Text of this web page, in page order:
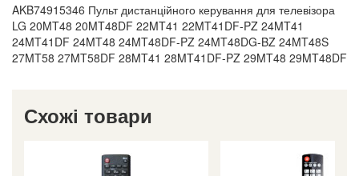
AKB74915346 Пульт дистанційного керування для телевізора
LG 20MT48 20MT48DF 22MT41 22MT41DF-PZ 24MT41
24MT41DF 24MT48 24MT48DF-PZ 24MT48DG-BZ 24MT48S
27MT58 27MT58DF 28MT41 28MT41DF-PZ 29MT48 29MT48DF
Схожі товари